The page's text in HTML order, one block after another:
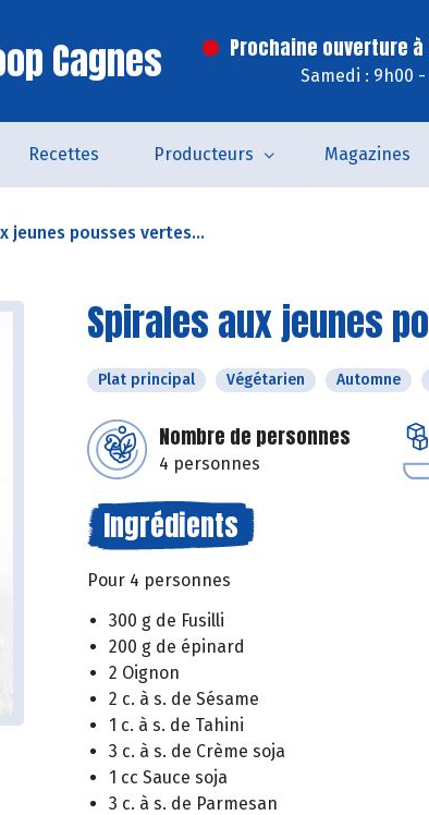
Cagnes Prochaine ouverture à
Samedi : 9h00 -
Recettes Producteurs Magazines
jeunes pousses vertes...
Spirales aux jeunes
Plat principal Végétarien Automne
Nombre de personnes
4 personnes
Ingrédients
Pour 4 personnes
300 g de Fusilli
200 g de épinard
2 Oignon
2 c. à s. de Sésame
1 c. à s. de Tahini
3 c. à s. de Crème soja
1 cc Sauce soja
3 c. à s. de Parmesan